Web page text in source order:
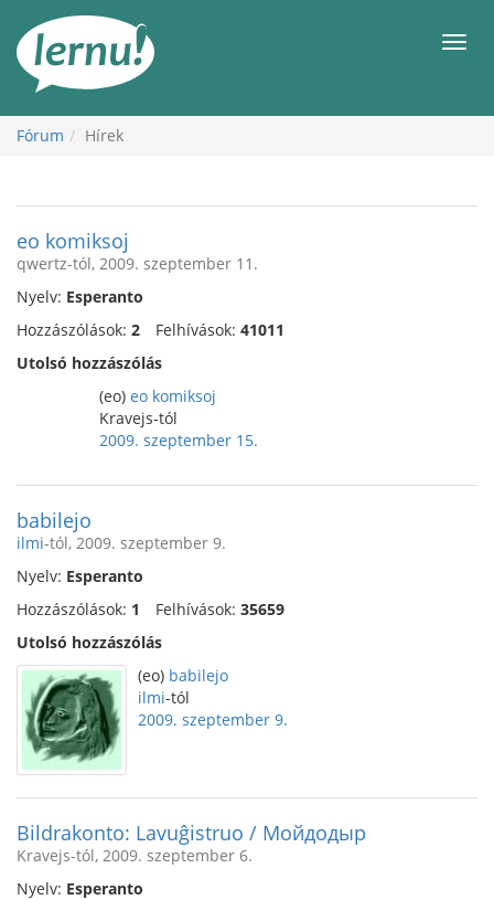
Fórum Hírek
eo komiksoj
qwertz-tól, 2009. szeptember 11.
Nyelv: Esperanto
Hozzászólások: 2 Felhívások: 41011
Utolsó hozzászólás
(eo) eo komiksoj
Kravejs-tól
2009. szeptember 15.
babilejo
ilmi-tól, 2009. szeptember 9.
Nyelv: Esperanto
Hozzászólások: 1 Felhívások: 35659
Utolsó hozzászólás
(eo) babilejo
ilmi-tól
2009. szeptember 9.
Bildrakonto: Lavuĝistruo / Мойдодыр
Kravejs-tól, 2009. szeptember 6.
Nyelv: Esperanto